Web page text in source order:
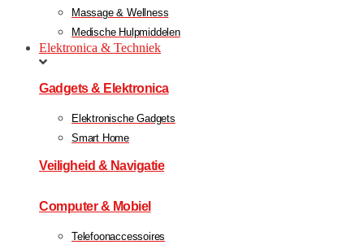
Massage & Wellness
Medische Hulpmiddelen
Elektronica & Techniek
Gadgets & Elektronica
Elektronische Gadgets
Smart Home
Veiligheid & Navigatie
Computer & Mobiel
Telefoonaccessoires